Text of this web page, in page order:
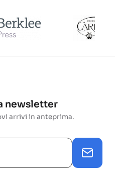
newsletter
arrivi in anteprima.